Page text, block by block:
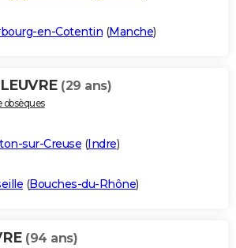
en-Cotentin (Manche)
(29 ans)
sur-Creuse (Indre)
(Bouches-du-Rhône)
(94 ans)